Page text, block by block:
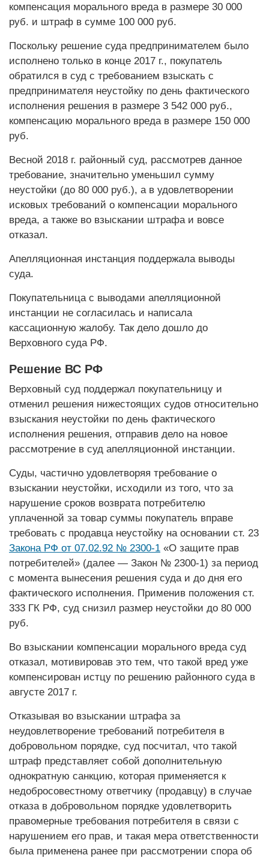
компенсация морального вреда в размере 30 000
руб. и штраф в сумме 100 000 руб.
Поскольку решение суда предпринимателем было
исполнено только в конце 2017 г., покупатель
обратился в суд с требованием взыскать с
предпринимателя неустойку по день фактического
исполнения решения в размере 3 542 000 руб.,
компенсацию морального вреда в размере 150 000
руб.
Весной 2018 г. районный суд, рассмотрев данное
требование, значительно уменьшил сумму
неустойки (до 80 000 руб.), а в удовлетворении
исковых требований о компенсации морального
вреда, а также во взыскании штрафа и вовсе
отказал.
Апелляционная инстанция поддержала выводы
суда.
Покупательница с выводами апелляционной
инстанции не согласилась и написала
кассационную жалобу. Так дело дошло до
Верховного суда РФ.
Решение ВС РФ
Верховный суд поддержал покупательницу и
отменил решения нижестоящих судов относительно
взыскания неустойки по день фактического
исполнения решения, отправив дело на новое
рассмотрение в суд апелляционной инстанции.
Суды, частично удовлетворяя требование о
взыскании неустойки, исходили из того, что за
нарушение сроков возврата потребителю
уплаченной за товар суммы покупатель вправе
требовать с продавца неустойку на основании ст. 23
Закона РФ от 07.02.92 № 2300-1 «О защите прав
потребителей» (далее — Закон № 2300-1) за период
с момента вынесения решения суда и до дня его
фактического исполнения. Применив положения ст.
333 ГК РФ, суд снизил размер неустойки до 80 000
руб.
Во взыскании компенсации морального вреда суд
отказал, мотивировав это тем, что такой вред уже
компенсирован истцу по решению районного суда в
августе 2017 г.
Отказывая во взыскании штрафа за
неудовлетворение требований потребителя в
добровольном порядке, суд посчитал, что такой
штраф представляет собой дополнительную
однократную санкцию, которая применяется к
недобросовестному ответчику (продавцу) в случае
отказа в добровольном порядке удовлетворить
правомерные требования потребителя в связи с
нарушением его прав, и такая мера ответственности
была применена ранее при рассмотрении спора об